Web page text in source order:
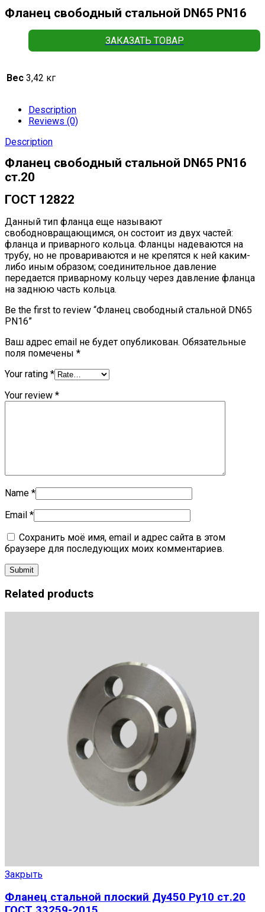
Фланец свободный стальной DN65 РN16
ЗАКАЗАТЬ ТОВАР
Вес 3,42 кг
Description
Reviews (0)
Description
Фланец свободный стальной DN65 РN16
ст.20
ГОСТ 12822
Данный тип фланца еще называют
свободновращающимся, он состоит из двух частей:
фланца и приварного кольца. Фланцы надеваются на
трубу, но не провариваются и не крепятся к ней каким-
либо иным образом; соединительное давление
передается приварному кольцу через давление фланца
на заднюю часть кольца.
Be the first to review “Фланец свободный стальной DN65
РN16”
Ваш адрес email не будет опубликован. Обязательные
поля помечены *
Your rating *
Your review *
Name *
Email *
Сохранить моё имя, email и адрес сайта в этом
браузере для последующих моих комментариев.
Related products
Закрыть
Фланец стальной плоский Ду450 Ру10 ст.20